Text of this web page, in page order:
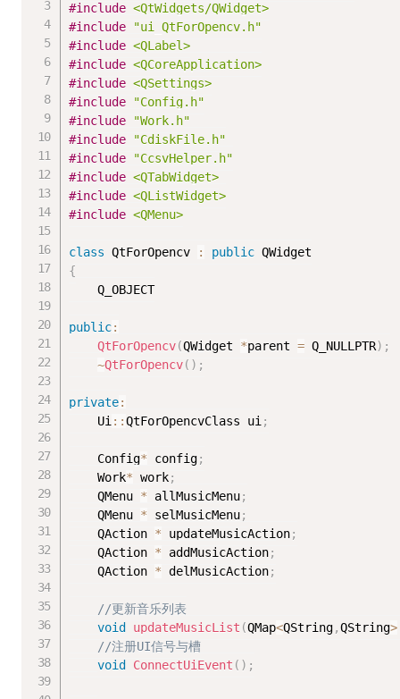
#include <QtWidgets/QWidget>
#include
"ui_QtForOpencv.h"
#include <QLabel>
#include <QCoreApplication>
#include <QSettings>
#include
"Config.h"
#include
"Work.h"
#include
"CdiskFile.h"
#include
"CcsvHelper.h"
#include <QTabWidget>
#include <QListWidget>
#include <QMenu>
class QtForOpencv : public
{
	Q_OBJECT
public:
QtForOpencv(QWidget *parent = Q_NULLPTR) ;
~QtForOpencv( ) ;
private:
	Ui
::QtForOpencvClass ui;
	Config
* config;
	Work
* work;
	QMenu
* allMusicMenu;
	QMenu
* selMusicMenu;
	QAction
* updateMusicAction;
	QAction
* addMusicAction;
	QAction
* delMusicAction;
//更新音乐列表
void
updateMusicList (QMap<QString,QString>
//注册UI信号与槽
void
ConnectUiEvent ( ) ;